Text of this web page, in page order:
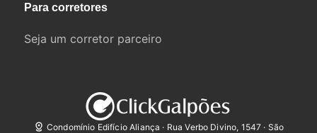
Para corretores
Seja um corretor parceiro
Condomínio Edifício Aliança · Rua Verbo Divino, 1547 · São